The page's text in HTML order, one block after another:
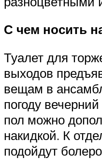
С чем носить
Туалет для
выходов
вещам в
погоду
пол можно
накидкой. К
подойдут